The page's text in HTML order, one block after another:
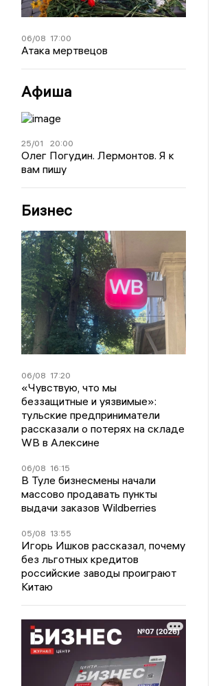
06/08 17:00
Атака мертвецов
Афиша
25/01 20:00
Олег Погудин. Лермонтов. Я к
вам пишу
Бизнес
06/08 17:20
«Чувствую, что мы
беззащитные и уязвимые»:
тульские предприниматели
рассказали о потерях на складе
WB в Алексине
06/08 16:15
В Туле бизнесмены начали
массово продавать пункты
выдачи заказов Wildberries
05/08 13:55
Игорь Ишков рассказал, почему
без льготных кредитов
российские заводы проиграют
Китаю